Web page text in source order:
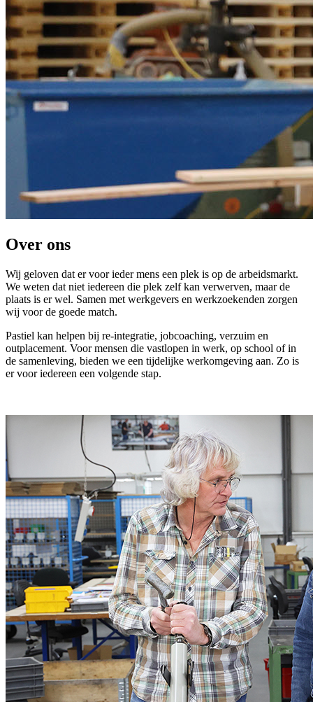
Over ons
Wij geloven dat er voor ieder mens een plek is op de arbeidsmarkt.
We weten dat niet iedereen die plek zelf kan verwerven, maar de
plaats is er wel. Samen met werkgevers en werkzoekenden zorgen
wij voor de goede match.
Pastiel kan helpen bij re-integratie, jobcoaching, verzuim en
outplacement. Voor mensen die vastlopen in werk, op school of in
de samenleving, bieden we een tijdelijke werkomgeving aan. Zo is
er voor iedereen een volgende stap.